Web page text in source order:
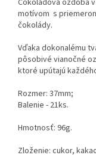
Čokoládová ozdoba
motívom s
čokolády.
Vďaka dokonalému
pôsobivé vianočné
ktoré upútajú
Rozmer: 37mm;
Balenie - 21ks.
Hmotnosť: 96g.
Zloženie: cukor,